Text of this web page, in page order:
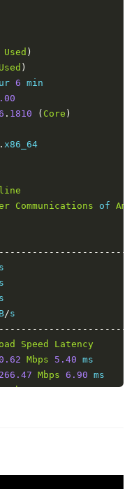
Used )
Used )
6
. 1810 ( Core )
. x86_64
Communications of
s
s
s
/
Speed
Latency
Mbps 5.40
266.47 Mbps 6.90
Mbps 34.92